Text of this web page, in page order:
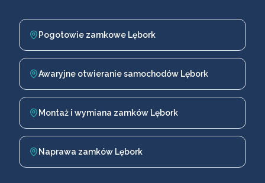
Pogotowie zamkowe Lębork
Awaryjne otwieranie samochodów Lębork
Montaż i wymiana zamków Lębork
Naprawa zamków Lębork